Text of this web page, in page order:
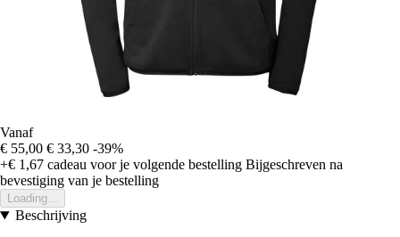
Vanaf
€ 55,00 € 33,30 -39%
+€ 1,67 cadeau voor je volgende bestelling Bijgeschreven na
bevestiging van je bestelling
Loading...
Beschrijving